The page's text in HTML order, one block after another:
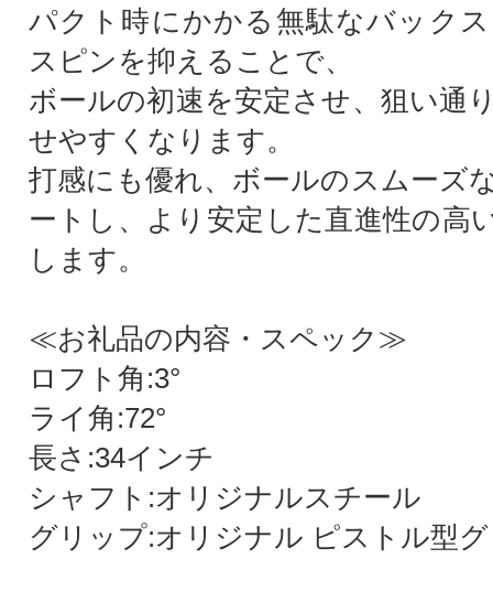
パクト時にかかる無駄なバック
スピンを抑えることで、
ボールの初速を安定させ、狙い通
せやすくなります。
打感にも優れ、ボールのスムーズ
ートし、より安定した直進性の高
します。
≪お礼品の内容・スペック≫
ロフト角:3°
ライ角:72°
長さ:34インチ
シャフト:オリジナルスチール
グリップ:オリジナル ピストル型